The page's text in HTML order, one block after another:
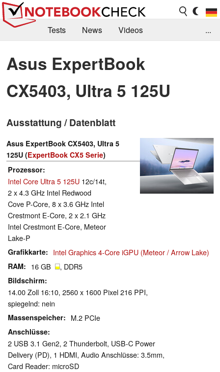
Tests News
Videos
Kaufberatung
Deals Suche
Forum
...
Asus ExpertBook
CX5403, Ultra 5 125U
Ausstattung / Datenblatt
Asus ExpertBook CX5403, Ultra 5
125U (ExpertBook CX5 Serie)
Prozessor
Intel Core Ultra 5 125U 12c/14t,
2 x 4.3 GHz Intel Redwood
Cove P-Core, 8 x 3.6 GHz Intel
Crestmont E-Core, 2 x 2.1 GHz
Intel Crestmont E-Core, Meteor
Lake-P
Grafikkarte Intel Graphics 4-Core iGPU (Meteor / Arrow Lake)
RAM 16 GB , DDR5
Bildschirm
14.00 Zoll 16:10, 2560 x 1600 Pixel 216 PPI,
spiegelnd: nein
Massenspeicher M.2 PCIe
Anschlüsse
2 USB 3.1 Gen2, 2 Thunderbolt, USB-C Power
Delivery (PD), 1 HDMI, Audio Anschlüsse: 3.5mm,
Card Reader: microSD